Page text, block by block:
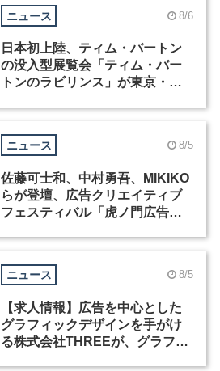
ニュース 8/6
日本初上陸、ティム・バートン
の没入型展覧会「ティム・バー
トンのラビリンス」が東京・豊
ニュース 8/5
佐藤可士和、中村勇吾、MIKIKO
らが登壇、広告クリエイティブ
フェスティバル「虎ノ門広告
ニュース 8/5
【求人情報】広告を中心とした
グラフィックデザインを手がけ
る株式会社THREEが、グラフィ